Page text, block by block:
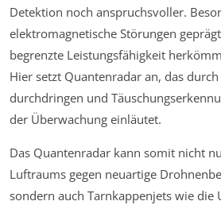
Detektion noch anspruchsvoller.
elektromagnetische Störungen
begrenzte Leistungsfähigkeit
Hier setzt Quantenradar an, das
durchdringen und
der Überwachung einläutet.
Das Quantenradar kann somit nicht
Luftraums gegen neuartige
sondern auch Tarnkappenjets wie die